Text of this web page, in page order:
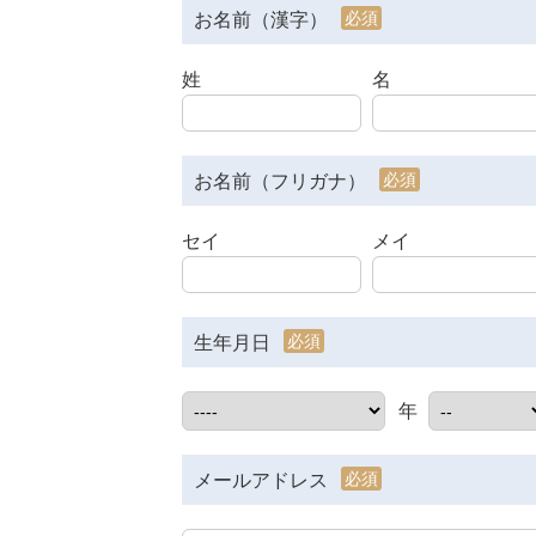
お名前（漢字） 必須
姓 名
お名前（フリガナ） 必須
セイ メイ
生年月日 必須
年
メールアドレス 必須